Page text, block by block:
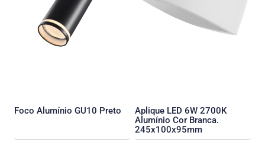
Foco Alumínio GU10 Preto
Aplique LED 6W 2700K
Alumínio Cor Branca.
245x100x95mm